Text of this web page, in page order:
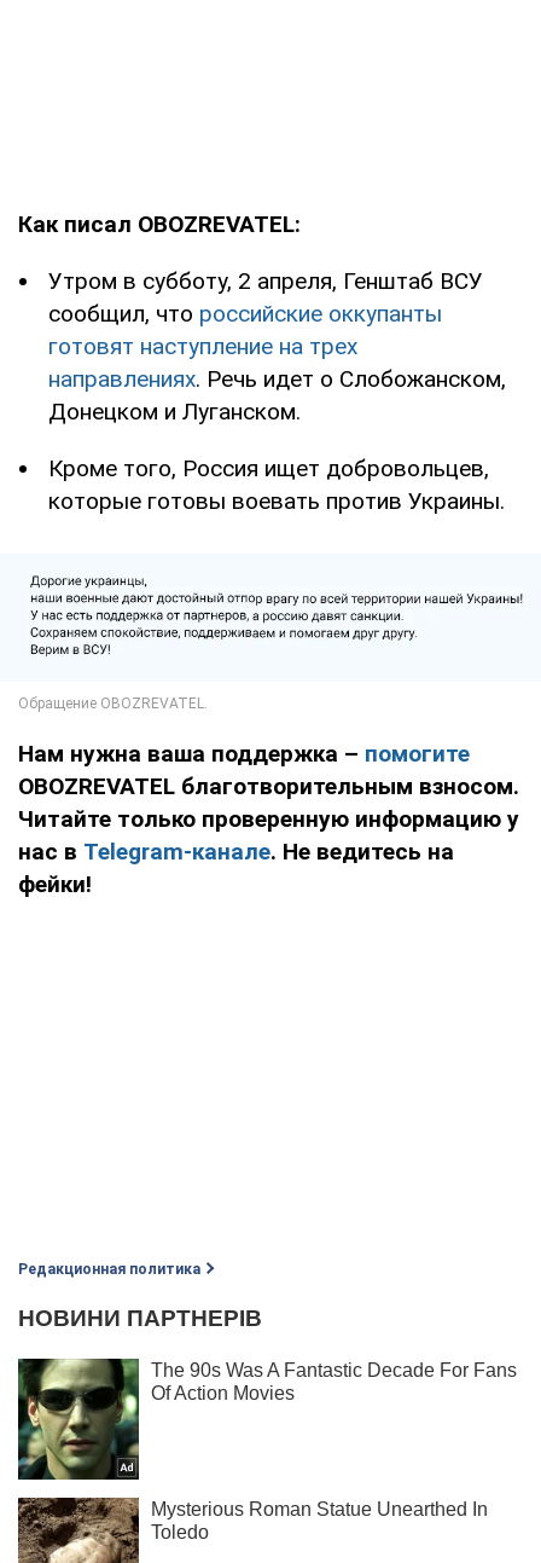
Как писал OBOZREVATEL:
Утром в субботу, 2 апреля, Генштаб ВСУ
сообщил, что российские оккупанты
готовят наступление на трех
направлениях. Речь идет о Слобожанском,
Донецком и Луганском.
Кроме того, Россия ищет добровольцев,
которые готовы воевать против Украины.
Нам нужна ваша поддержка – помогите
OBOZREVATEL благотворительным взносом.
Читайте только проверенную информацию у
нас в Telegram-канале. Не ведитесь на
фейки!
Редакционная политика